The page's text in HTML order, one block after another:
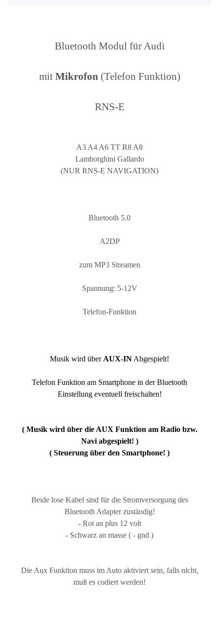
Bluetooth Modul für Audi
mit Mikrofon (Telefon Funktion)
RNS-E
A3 A4 A6 TT R8 A8
Lamborghini Gallardo
(NUR RNS-E NAVIGATION)
Bluetooth 5.0
A2DP
zum MP3 Streamen
Spannung: 5-12V
Telefon-Funktion
Musik wird über AUX-IN Abgespielt!
Telefon Funktion am Smartphone in der Bluetooth
Einstellung eventuell freischalten!
( Musik wird über die AUX Funktion am Radio bzw.
Navi abgespielt! )
( Steuerung über den Smartphone! )
Beide lose Kabel sind für die Stromversorgung des
Bluetooth Adapter zuständig!
- Rot an plus 12 volt
- Schwarz an masse ( - gnd )
Die Aux Funktion muss im Auto aktiviert sein, falls nicht,
muß es codiert werden!